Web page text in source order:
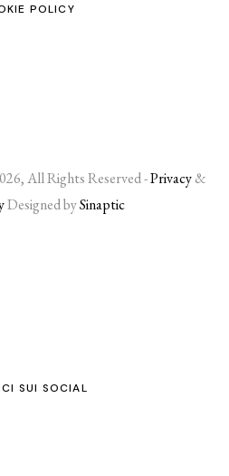
POLICY
All Rights Reserved -Privacy&
Designed bySinaptic
SUI SOCIAL